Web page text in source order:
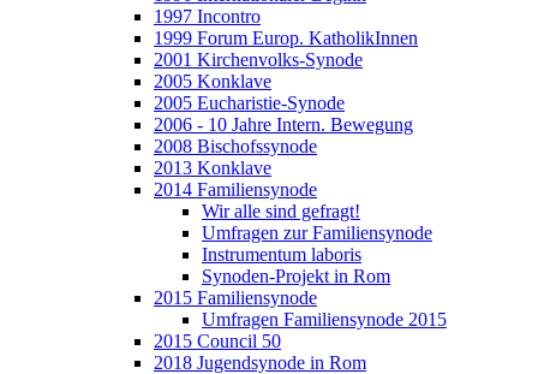
1997 Incontro
1999 Forum Europ. KatholikInnen
2001 Kirchenvolks-Synode
2005 Konklave
2005 Eucharistie-Synode
2006 - 10 Jahre Intern. Bewegung
2008 Bischofssynode
2013 Konklave
2014 Familiensynode
Wir alle sind gefragt!
Umfragen zur Familiensynode
Instrumentum laboris
Synoden-Projekt in Rom
2015 Familiensynode
Umfragen Familiensynode 2015
2015 Council 50
2018 Jugendsynode in Rom